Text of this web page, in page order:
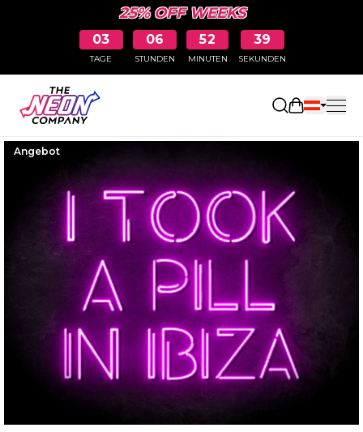
25% OFF WEEKS
03
TAGE
06
STUNDEN
52
MINUTEN
38
SEKUNDEN
Angebot